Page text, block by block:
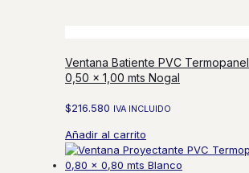
Ventana Batiente PVC Termopanel
0,50 x 1,00 mts Nogal
$216.580 IVA INCLUIDO
Añadir al carrito